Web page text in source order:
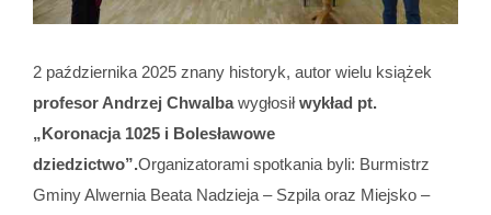
2 października 2025 znany historyk, autor wielu książek
profesor Andrzej Chwalbawygłosiłwykład pt.
„Koronacja 1025 i Bolesławowe
dziedzictwo”.Organizatorami spotkania byli: Burmistrz
Gminy Alwernia Beata Nadzieja – Szpila oraz Miejsko –